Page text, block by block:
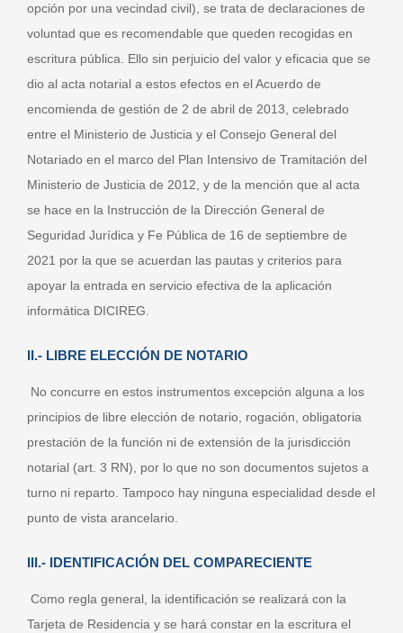
opción por una vecindad civil), se trata de declaraciones de
voluntad que es recomendable que queden recogidas en
escritura pública. Ello sin perjuicio del valor y eficacia que se
dio al acta notarial a estos efectos en el Acuerdo de
encomienda de gestión de 2 de abril de 2013, celebrado
entre el Ministerio de Justicia y el Consejo General del
Notariado en el marco del Plan Intensivo de Tramitación del
Ministerio de Justicia de 2012, y de la mención que al acta
se hace en la Instrucción de la Dirección General de
Seguridad Jurídica y Fe Pública de 16 de septiembre de
2021 por la que se acuerdan las pautas y criterios para
apoyar la entrada en servicio efectiva de la aplicación
informática DICIREG.
II.- LIBRE ELECCIÓN DE NOTARIO
No concurre en estos instrumentos excepción alguna a los
principios de libre elección de notario, rogación, obligatoria
prestación de la función ni de extensión de la jurisdicción
notarial (art. 3 RN), por lo que no son documentos sujetos a
turno ni reparto. Tampoco hay ninguna especialidad desde el
punto de vista arancelario.
III.- IDENTIFICACIÓN DEL COMPARECIENTE
Como regla general, la identificación se realizará con la
Tarjeta de Residencia y se hará constar en la escritura el